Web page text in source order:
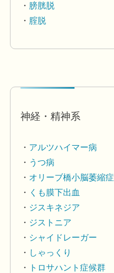
膀胱脱
腟脱
神経・精神系
アルツハイマー病
うつ病
オリーブ橋小脳萎縮症
くも膜下出血
ジスキネジア
ジストニア
シャイドレーガー
しゃっくり
トロサハント症候群